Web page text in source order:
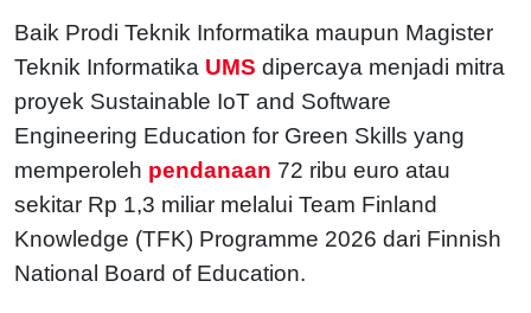
Baik Prodi Teknik Informatika maupun Magister
Teknik Informatika UMS dipercaya menjadi mitra
proyek Sustainable IoT and Software
Engineering Education for Green Skills yang
memperoleh pendanaan 72 ribu euro atau
sekitar Rp 1,3 miliar melalui Team Finland
Knowledge (TFK) Programme 2026 dari Finnish
National Board of Education.